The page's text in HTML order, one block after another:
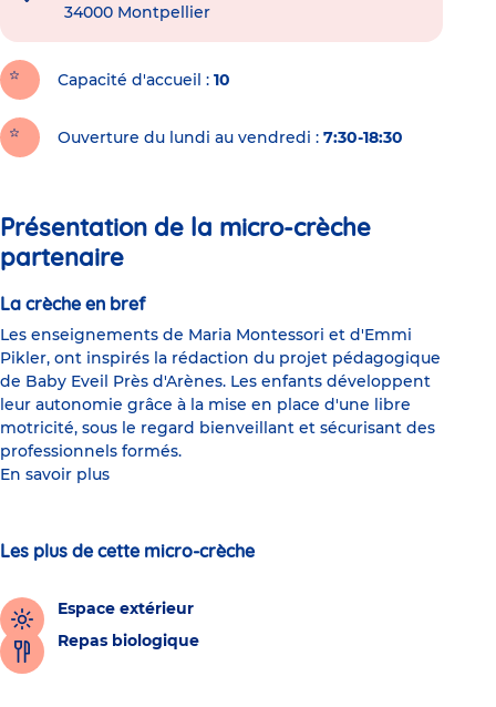
34000 Montpellier
Capacité d'accueil 10
Ouverture du lundi au vendredi : 7:30-18:30
Présentation de la micro-crèche
partenaire
La crèche en bref
Les enseignements de Maria Montessori et d'Emmi
Pikler, ont inspirés la rédaction du projet pédagogique
de Baby Eveil Près d'Arènes. Les enfants développent
leur autonomie grâce à la mise en place d'une libre
motricité, sous le regard bienveillant et sécurisant des
professionnels formés.
En savoir plus
Les plus de cette micro-crèche
Espace extérieur
Repas biologique